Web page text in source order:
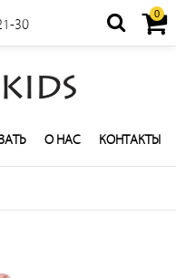
30
0
О НАС КОНТАКТЫ